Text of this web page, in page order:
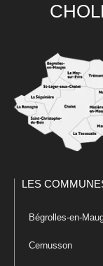
LES
Bégrolles-en-
Cernusson